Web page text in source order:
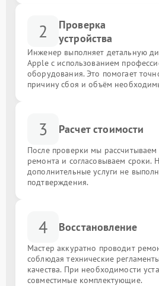
2
Проверка
устройства
Инженер выполняет детальную
Apple с использованием
оборудования. Это помогает
причину сбоя и объём
3 Расчет стоимости
После проверки мы
ремонта и согласовываем сроки.
дополнительные услуги не
подтверждения.
4 Восстановление
Мастер аккуратно проводит
соблюдая технические
качества. При необходимости
совместимые комплектующие.